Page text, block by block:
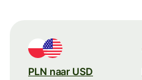
PLN naar USD